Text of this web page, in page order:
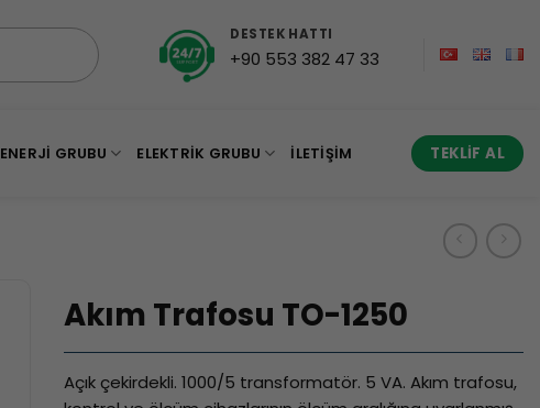
DESTEK HATTI
+90 553 382 47 33
ENERJI GRUBU ELEKTRIK GRUBU İLETIŞIM TEKLIF AL
Akım Trafosu TO-1250
Açık çekirdekli. 1000/5 transformatör. 5 VA. Akım trafosu,